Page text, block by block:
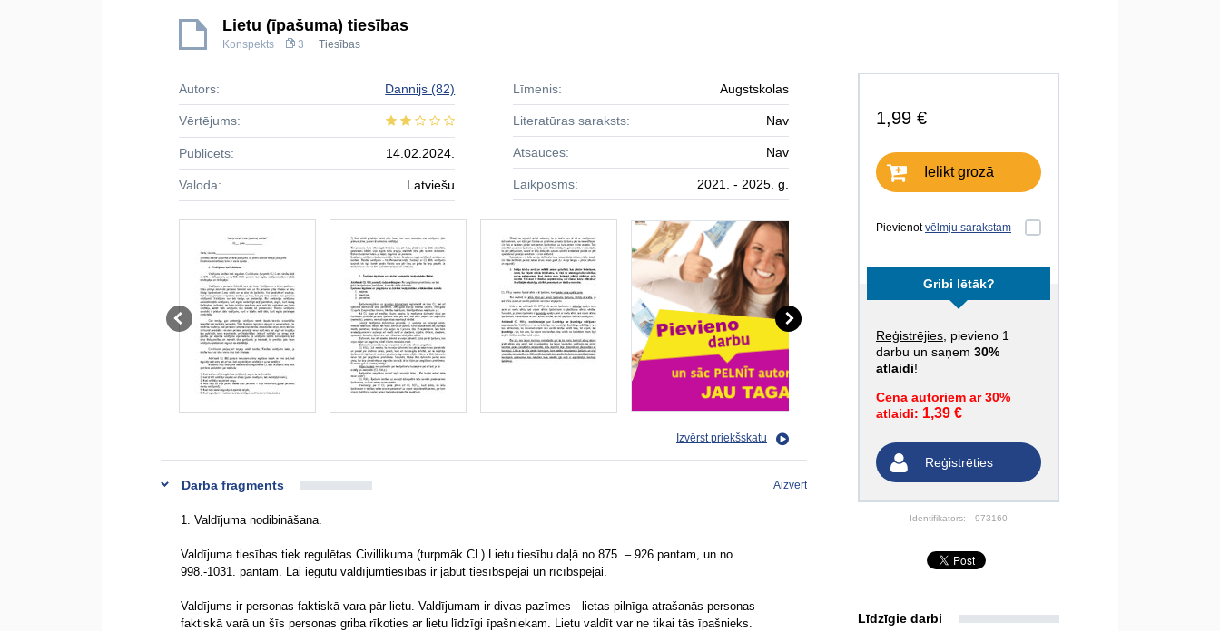
Lietu (īpašuma) tiesības
Konspekts 3 Tiesības
1,99 €
Ielikt grozā
Pievienotvēlmju sarakstam
Gribi lētāk?
Reģistrējies , pievieno 1
darbu un saņem 30%
atlaidi!
Cena autoriem ar 30%
atlaidi: 1,39 €
Reģistrēties
Identifikators: 973160
Autors: Dannijs (82)
Vērtējums:
Publicēts: 14.02.2024.
Valoda: Latviešu
Līmenis: Augstskolas
Literatūras saraksts: Nav
Atsauces: Nav
Laikposms: 2021. - 2025. g.
Izvērst priekšskatu
Darba fragments Aizvērt
1. Valdījuma nodibināšana.
Valdījuma tiesības tiek regulētas Civillikuma (turpmāk CL) Lietu tiesību daļā no 875. – 926.pantam, un no
998.-1031. pantam. Lai iegūtu valdījumtiesības ir jābūt tiesībspējai un rīcībspējai.
Valdījums ir personas faktiskā vara pār lietu. Valdījumam ir divas pazīmes - lietas pilnīga atrašanās personas
faktiskā varā un šīs personas griba rīkoties ar lietu līdzīgi īpašniekam. Lietu valdīt var ne tikai tās īpašnieks.
Līdzīgie darbi